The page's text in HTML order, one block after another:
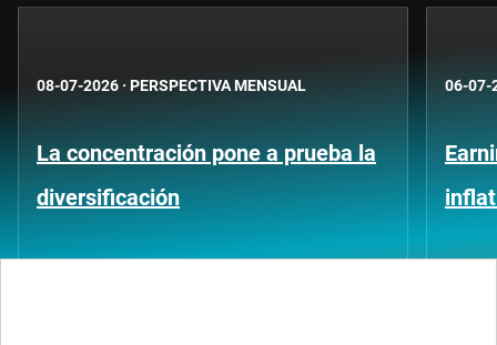
08-07-2026 · PERSPECTIVA MENSUAL
La concentración pone a prueba la
diversificación
06-07-